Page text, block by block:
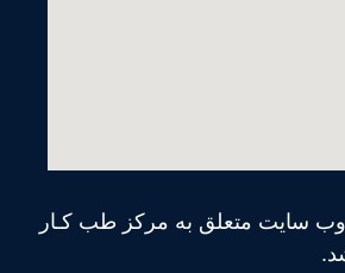
سایت متعلق به مرکز طب کـار